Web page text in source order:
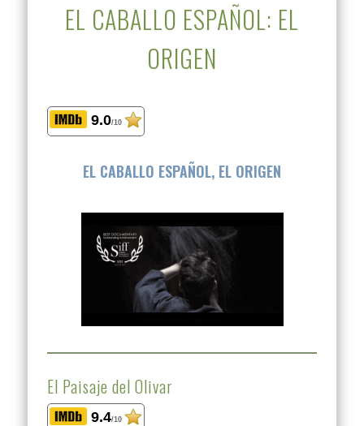
EL CABALLO ESPAÑOL: EL
ORIGEN
9.0/10
EL CABALLO ESPAÑOL, EL ORIGEN
El Paisaje del Olivar
9.4/10